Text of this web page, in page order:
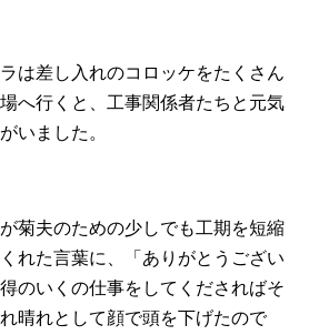
は差し入れのコロッケをたくさん
へ行くと、工事関係者たちと元気
いました。
菊夫のための少しでも工期を短縮
れた言葉に、「ありがとうござい
のいくの仕事をしてくださればそ
晴れとして顔で頭を下げたので